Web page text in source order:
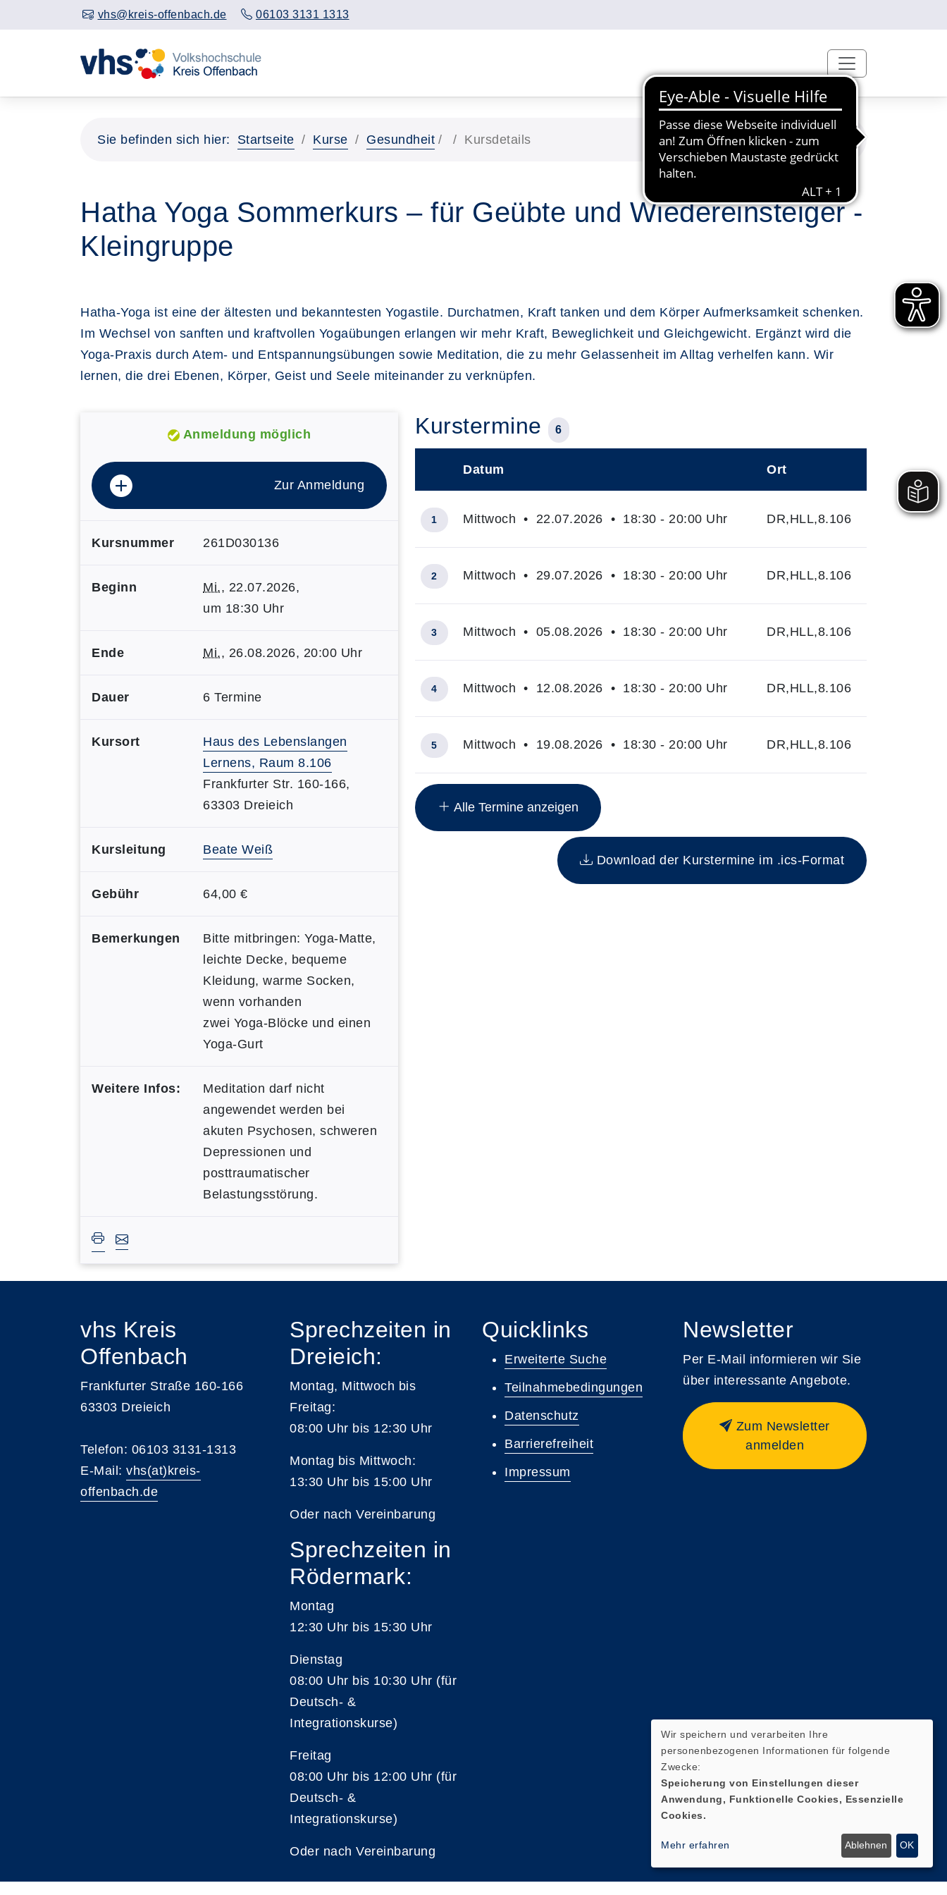
vhs@kreis-offenbach.de 06103 3131 1313
Sie befinden sich hier: Startseite Kurse Gesundheit Kursdetails
Hatha Yoga Sommerkurs – für Geübte und Wiedereinsteiger -
Kleingruppe
Hatha-Yoga ist eine der ältesten und bekanntesten Yogastile. Durchatmen, Kraft tanken und dem Körper Aufmerksamkeit schenken.
Im Wechsel von sanften und kraftvollen Yogaübungen erlangen wir mehr Kraft, Beweglichkeit und Gleichgewicht. Ergänzt wird die
Yoga-Praxis durch Atem- und Entspannungsübungen sowie Meditation, die zu mehr Gelassenheit im Alltag verhelfen kann. Wir
lernen, die drei Ebenen, Körper, Geist und Seele miteinander zu verknüpfen.
Anmeldung möglich
Zur Anmeldung
Kursnummer 261D030136
Beginn Mi., 22.07.2026,
um 18:30 Uhr
Ende Mi., 26.08.2026, 20:00 Uhr
Dauer 6 Termine
Kursort
Haus des Lebenslangen
Lernens, Raum 8.106
Frankfurter Str. 160-166,
63303 Dreieich
Kursleitung Beate Weiß
Gebühr 64,00 €
Bemerkungen
Bitte mitbringen: Yoga-Matte,
leichte Decke, bequeme
Kleidung, warme Socken,
wenn vorhanden
zwei Yoga-Blöcke und einen
Yoga-Gurt
Weitere Infos:
Meditation darf nicht
angewendet werden bei
akuten Psychosen, schweren
Depressionen und
posttraumatischer
Belastungsstörung.
Kurstermine 6
Übersicht über alle Kurstermine (6) mit Datum und Ort
Datum Ort
1 Mittwoch • 22.07.2026 • 18:30 - 20:00 Uhr DR,HLL,8.106
2 Mittwoch • 29.07.2026 • 18:30 - 20:00 Uhr DR,HLL,8.106
3 Mittwoch • 05.08.2026 • 18:30 - 20:00 Uhr DR,HLL,8.106
4 Mittwoch • 12.08.2026 • 18:30 - 20:00 Uhr DR,HLL,8.106
5 Mittwoch • 19.08.2026 • 18:30 - 20:00 Uhr DR,HLL,8.106
Alle Termine anzeigen
Download der Kurstermine im .ics-Format
vhs Kreis
Offenbach
Frankfurter Straße 160-166
63303 Dreieich
Telefon: 06103 3131-1313
E-Mail: vhs(at)kreis-
offenbach.de
Sprechzeiten in
Dreieich:
Montag, Mittwoch bis
Freitag:
08:00 Uhr bis 12:30 Uhr
Montag bis Mittwoch:
13:30 Uhr bis 15:00 Uhr
Oder nach Vereinbarung
Sprechzeiten in
Rödermark:
Montag
12:30 Uhr bis 15:30 Uhr
Dienstag
08:00 Uhr bis 10:30 Uhr (für
Deutsch- &
Integrationskurse)
Freitag
08:00 Uhr bis 12:00 Uhr (für
Deutsch- &
Integrationskurse)
Oder nach Vereinbarung
Quicklinks
Erweiterte Suche
Teilnahmebedingungen
Datenschutz
Barrierefreiheit
Impressum
Newsletter
Per E-Mail informieren wir Sie
über interessante Angebote.
Zum Newsletter
anmelden
Wir speichern und verarbeiten Ihre
personenbezogenen Informationen für folgende
Zwecke:
Speicherung von Einstellungen dieser
Anwendung, Funktionelle Cookies, Essenzielle
Cookies.
Mehr erfahren Ablehnen OK